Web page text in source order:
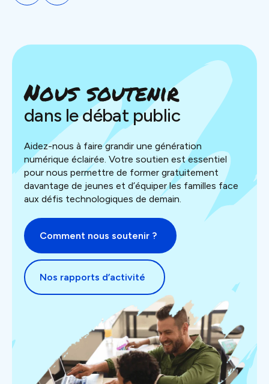
Nous soutenir
dans le débat public
Aidez-nous à faire grandir une génération
numérique éclairée. Votre soutien est essentiel
pour nous permettre de former gratuitement
davantage de jeunes et d’équiper les familles face
aux défis technologiques de demain.
Comment nous soutenir ?
Nos rapports d’activité